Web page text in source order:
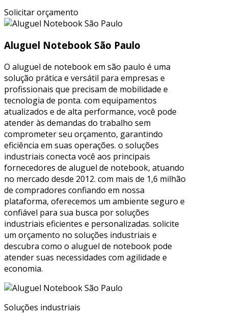
Solicitar orçamento
Aluguel Notebook São Paulo
O aluguel de notebook em são paulo é uma
solução prática e versátil para empresas e
profissionais que precisam de mobilidade e
tecnologia de ponta. com equipamentos
atualizados e de alta performance, você pode
atender às demandas do trabalho sem
comprometer seu orçamento, garantindo
eficiência em suas operações. o soluções
industriais conecta você aos principais
fornecedores de aluguel de notebook, atuando
no mercado desde 2012. com mais de 1,6 milhão
de compradores confiando em nossa
plataforma, oferecemos um ambiente seguro e
confiável para sua busca por soluções
industriais eficientes e personalizadas. solicite
um orçamento no soluções industriais e
descubra como o aluguel de notebook pode
atender suas necessidades com agilidade e
economia.
Soluções industriais